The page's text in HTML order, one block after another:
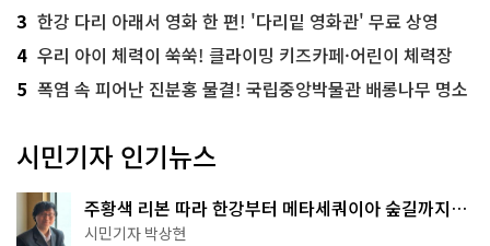
3 한강 다리 아래서 영화 한 편! '다리밑 영화관' 무료 상영
4 우리 아이 체력이 쑥쑥! 클라이밍 키즈카페·어린이 체력장
5 폭염 속 피어난 진분홍 물결! 국립중앙박물관 배롱나무 명소
시민기자 인기뉴스
주황색 리본 따라 한강부터 메타세쿼이아 숲길까지…
서울둘레길 15코스
시민기자 박상현